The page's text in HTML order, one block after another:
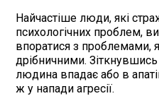
Найчастіше люди, які
психологічних проблем,
впоратися з проблемами,
дрібничними.
людина впадає або в
ж у напади агресії.